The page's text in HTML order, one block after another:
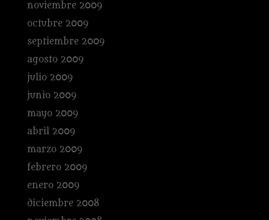
noviembre 2009
octubre 2009
septiembre 2009
agosto 2009
julio 2009
junio 2009
mayo 2009
abril 2009
marzo 2009
febrero 2009
enero 2009
diciembre 2008